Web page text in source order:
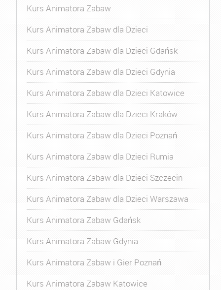
Kurs Animatora Zabaw
Kurs Animatora Zabaw dla Dzieci
Kurs Animatora Zabaw dla Dzieci Gdańsk
Kurs Animatora Zabaw dla Dzieci Gdynia
Kurs Animatora Zabaw dla Dzieci Katowice
Kurs Animatora Zabaw dla Dzieci Kraków
Kurs Animatora Zabaw dla Dzieci Poznań
Kurs Animatora Zabaw dla Dzieci Rumia
Kurs Animatora Zabaw dla Dzieci Szczecin
Kurs Animatora Zabaw dla Dzieci Warszawa
Kurs Animatora Zabaw Gdańsk
Kurs Animatora Zabaw Gdynia
Kurs Animatora Zabaw i Gier Poznań
Kurs Animatora Zabaw Katowice